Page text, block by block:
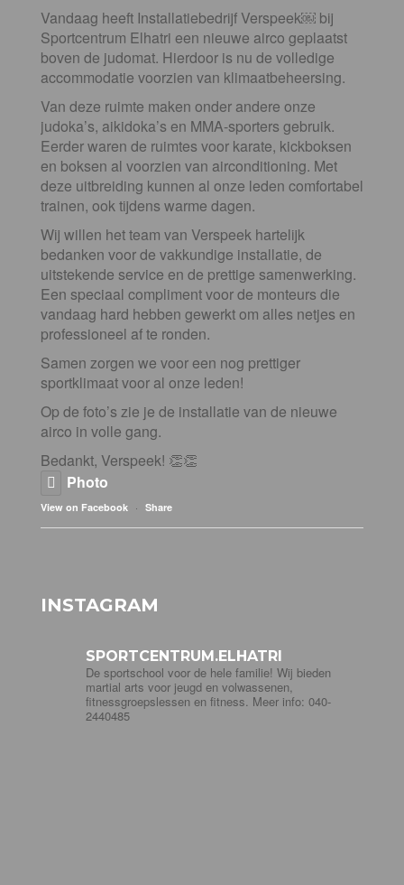
Vandaag heeft Installatiebedrijf Verspeek⁠￼ bij
Sportcentrum Elhatri een nieuwe airco geplaatst
boven de judomat. Hierdoor is nu de volledige
accommodatie voorzien van klimaatbeheersing.
Van deze ruimte maken onder andere onze
judoka’s, aikidoka’s en MMA-sporters gebruik.
Eerder waren de ruimtes voor karate, kickboksen
en boksen al voorzien van airconditioning. Met
deze uitbreiding kunnen al onze leden comfortabel
trainen, ook tijdens warme dagen.
Wij willen het team van Verspeek hartelijk
bedanken voor de vakkundige installatie, de
uitstekende service en de prettige samenwerking.
Een speciaal compliment voor de monteurs die
vandaag hard hebben gewerkt om alles netjes en
professioneel af te ronden.
Samen zorgen we voor een nog prettiger
sportklimaat voor al onze leden!
Op de foto’s zie je de installatie van de nieuwe
airco in volle gang.
Bedankt, Verspeek! 👏👏
Photo
View on Facebook · Share
INSTAGRAM
SPORTCENTRUM.ELHATRI
De sportschool voor de hele familie! Wij bieden
martial arts voor jeugd en volwassenen,
fitnessgroepslessen en fitness. Meer info: 040-
2440485